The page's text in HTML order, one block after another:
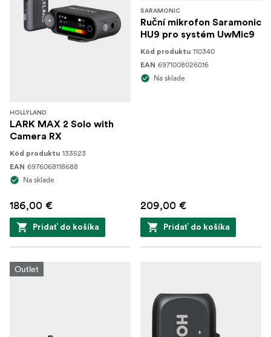
HOLLYLAND
LARK MAX 2 Solo with
Camera RX
Kód produktu 133523
EAN 6976068118688
Na sklade
186,00 €
Pridať do košíka
SARAMONIC
Ruční mikrofon Saramonic
HU9 pro systém UwMic9
Kód produktu 110340
EAN 6971008026016
Na sklade
209,00 €
Pridať do košíka
Outlet